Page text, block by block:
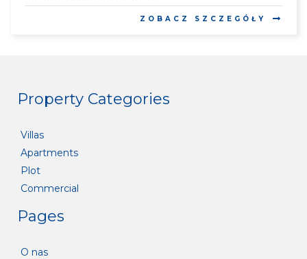
ZOBACZ SZCZEGÓŁY
Property Categories
Villas
Apartments
Plot
Commercial
Pages
O nas